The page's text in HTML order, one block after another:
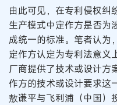
由此可见，在专利侵权纠
生产模式中定作方是否为
成统一的标准。笔者认为
定作方认定为专利法意义
厂商提供了技术或设计方
作方的技术或设计要求这
敖谦平与飞利浦（中国）